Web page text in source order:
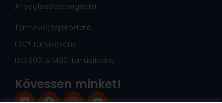
Anyagleadási segédlet
Termékdíj tájékoztató
FSC® tanúsítvány
ISO 9001 & 14001 tanúsítvány
Kövessen minket!
L
F
I
Y